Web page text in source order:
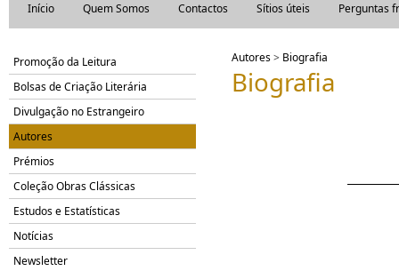
Início Quem Somos Contactos Sítios úteis Perguntas
Promoção da Leitura
Bolsas de Criação Literária
Divulgação no Estrangeiro
Autores
Prémios
Coleção Obras Clássicas
Estudos e Estatísticas
Notícias
Newsletter
Autores> Biografia
Biografia